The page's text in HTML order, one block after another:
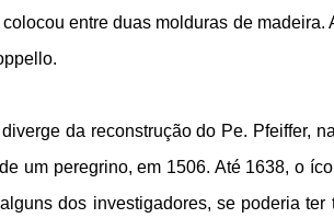
entre duas molduras de madeira.
da reconstrução do Pe. Pfeiffer,
um peregrino, em 1506. Até 1638, o
dos investigadores, se poderia ter